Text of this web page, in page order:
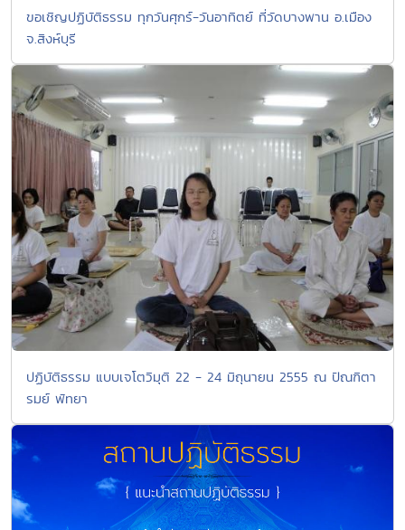
ขอเชิญปฏิบัติธรรม ทุกวันศุกร์-วันอาทิตย์ ที่วัดบางพาน อ.เมือง
จ.สิงห์บุรี
ปฏิบัติธรรม แบบเจโตวิมุติ 22 - 24 มิถุนายน 2555 ณ ปัณฑิตา
รมย์ พัทยา